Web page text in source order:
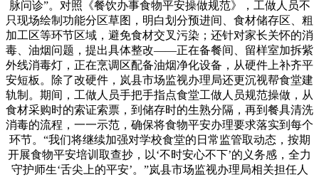
脉问诊”。对照《餐饮办事食物平安操做规范》，工做人员不
只现场绘制功能分区草图，明白划分预进间、食材储存区、粗
加工区等环节区域，避免食材交叉污染；还针对家长关怀的消
毒、油烟问题，提出具体整改——正在备餐间、留样室加拆紫
外线消毒灯，正在烹调区配备油烟净化设备，从硬件上补齐平
安短板。除了改硬件，岚县市场监视办理局还更沉视帮食堂建
轨制。期间，工做人员手把手指点食堂工做人员规范操做，从
食材采购时的索证索票，到储存时的生熟分隔，再到餐具清洗
消毒的流程，一一示范，确保将食物平安办理要求落实到每个
环节。“我们将继续加强对学校食堂的日常监管取动态，按期
开展食物平安培训取查抄，以‘不时安心不下’的义务感，全力
守护师生‘舌尖上的平安’。”岚县市场监视办理局相关担任人